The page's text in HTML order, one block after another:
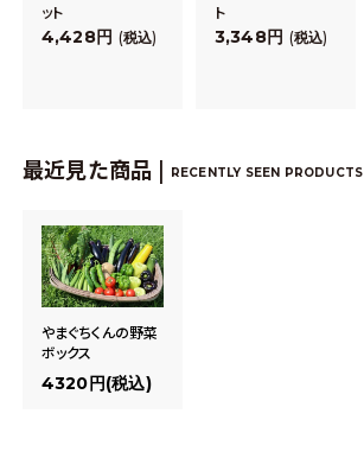
ット
4,428 税込
ト
3,348 税込
最近見た商品 | RECENTLY SEEN PRODUCTS
やまぐちくんの野菜
ボックス
4320円(税込)